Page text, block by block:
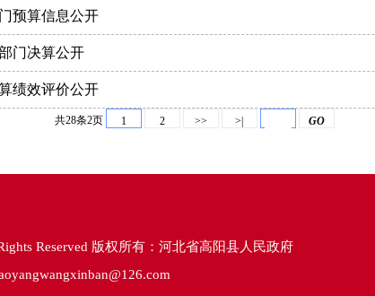
预算信息公开
门决算公开
绩效评价公开
共28条2页 1 2 >> >| GO
Reserved 版权所有：河北省高阳县人民政府